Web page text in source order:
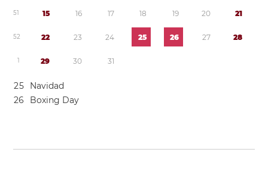
51 15 16 17 18 19 20 21
52 22 23 24 25 26 27 28
1 29 30 31
25
Navidad
26 Boxing Day